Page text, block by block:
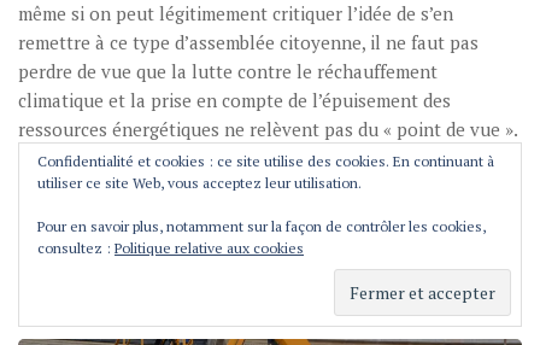
même si on peut légitimement critiquer l’idée de s’en
remettre à ce type d’assemblée citoyenne, il ne faut pas
perdre de vue que la lutte contre le réchauffement
climatique et la prise en compte de l’épuisement des
ressources énergétiques ne relèvent pas du « point de vue ».
Et là vous me voyez venir : le point de vue de l’amateur de
gros SUV ne peut pas entrer en ligne de compte dès lors
qu’il est établi que la part déplacement de notre bilan
carbone figure parmi les plus importantes et que c’est celle
sur laquelle nous avons collectivement la plus grande
Confidentialité et cookies : ce site utilise des cookies. En continuant à
utiliser ce site Web, vous acceptez leur utilisation.
Pour en savoir plus, notamment sur la façon de contrôler les cookies,
consultez : Politique relative aux cookies